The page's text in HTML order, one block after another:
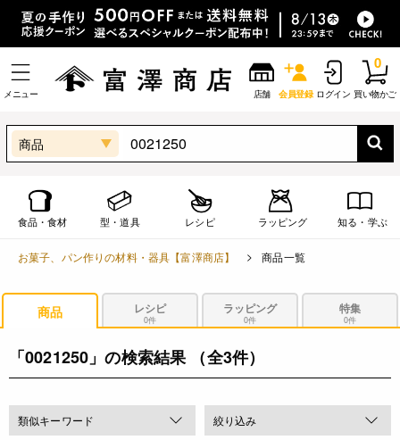
メニュー 店舗 会員登録 ログイン 買い物かご
0
商品
食品・食材 型・道具 レシピ ラッピング 知る・学ぶ
お菓子、パン作りの材料・器具【富澤商店】 商品一覧
商品 レシピ
0件
ラッピング
0件
特集
0件
「0021250」の検索結果 （全3件）
類似キーワード 絞り込み